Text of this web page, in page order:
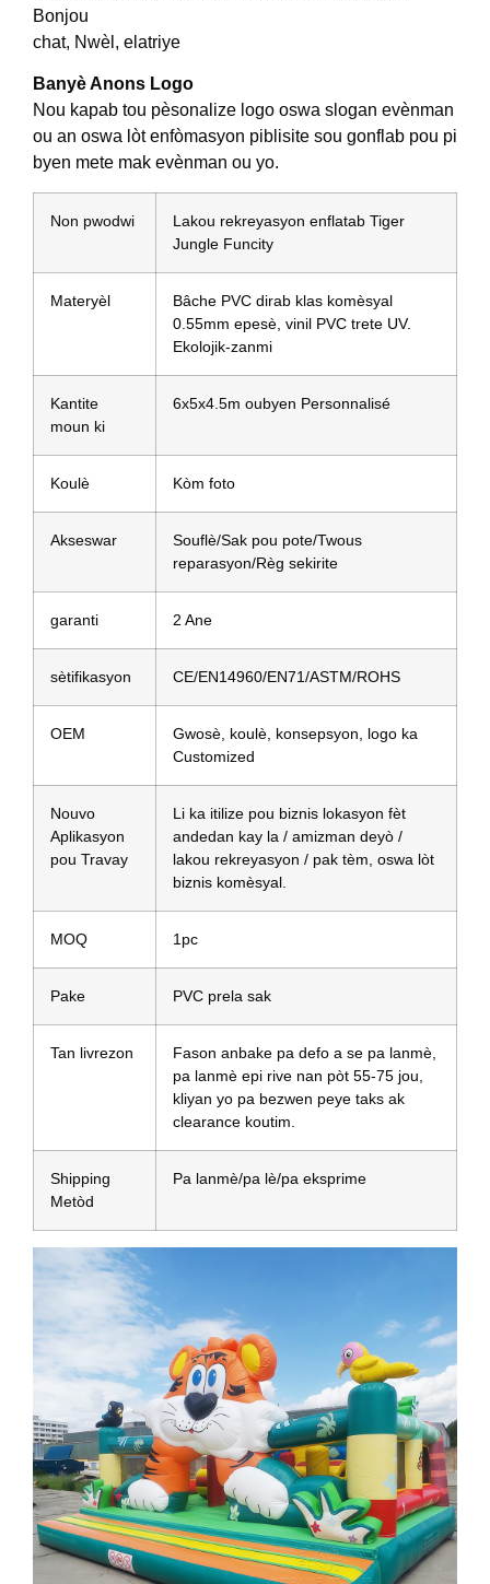
Bonjou
chat, Nwèl, elatriye
Banyè Anons Logo
Nou kapab tou pèsonalize logo oswa slogan evènman
ou an oswa lòt enfòmasyon piblisite sou gonflab pou pi
byen mete mak evènman ou yo.
Non pwodwi
Lakou rekreyasyon enflatab Tiger
Jungle Funcity
Materyèl
Bâche PVC dirab klas komèsyal
0.55mm epesè, vinil PVC trete UV.
Ekolojik-zanmi
Kantite
moun ki
6x5x4.5m oubyen Personnalisé
Koulè Kòm foto
Akseswar
Souflè/Sak pou pote/Twous
reparasyon/Règ sekirite
garanti 2 Ane
sètifikasyon CE/EN14960/EN71/ASTM/ROHS
OEM
Gwosè, koulè, konsepsyon, logo ka
Customized
Nouvo
Aplikasyon
pou Travay
Li ka itilize pou biznis lokasyon fèt
andedan kay la / amizman deyò /
lakou rekreyasyon / pak tèm, oswa lòt
biznis komèsyal.
MOQ 1pc
Pake PVC prela sak
Tan livrezon
Fason anbake pa defo a se pa lanmè,
pa lanmè epi rive nan pòt 55-75 jou,
kliyan yo pa bezwen peye taks ak
clearance koutim.
Shipping
Metòd
Pa lanmè/pa lè/pa eksprime